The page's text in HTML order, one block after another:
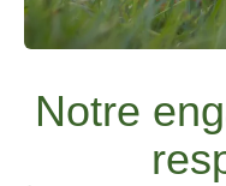
Notre